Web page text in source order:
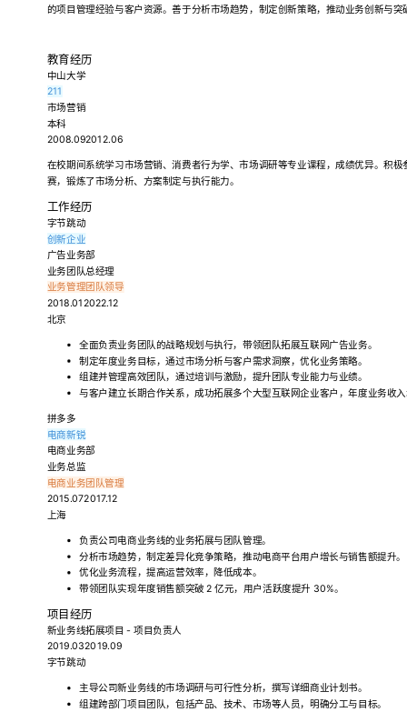
的项目管理经验与客户资源。善于分析市场趋势，制定创新策略，推动业务创新与突
教育经历
中山大学
211
市场营销
本科
2008.092012.06
在校期间系统学习市场营销、消费者行为学、市场调研等专业课程，成绩优异。积
赛，锻炼了市场分析、方案制定与执行能力。
工作经历
字节跳动
创新企业
广告业务部
业务团队总经理
业务管理团队领导
2018.012022.12
北京
全面负责业务团队的战略规划与执行，带领团队拓展互联网广告业务。
制定年度业务目标，通过市场分析与客户需求洞察，优化业务策略。
组建并管理高效团队，通过培训与激励，提升团队专业能力与业绩。
与客户建立长期合作关系，成功拓展多个大型互联网企业客户，年度业务收
拼多多
电商新锐
电商业务部
业务总监
电商业务团队管理
2015.072017.12
上海
负责公司电商业务线的业务拓展与团队管理。
分析市场趋势，制定差异化竞争策略，推动电商平台用户增长与销售额提升。
优化业务流程，提高运营效率，降低成本。
带领团队实现年度销售额突破 2 亿元，用户活跃度提升 30%。
项目经历
新业务线拓展项目 - 项目负责人
2019.032019.09
字节跳动
主导公司新业务线的市场调研与可行性分析，撰写详细商业计划书。
组建跨部门项目团队，包括产品、技术、市场等人员，明确分工与目标。